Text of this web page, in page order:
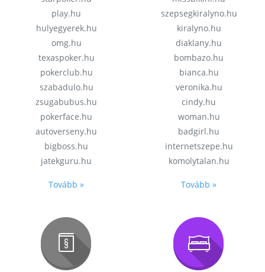
play.hu
hulyegyerek.hu
omg.hu
texaspoker.hu
pokerclub.hu
szabadulo.hu
zsugabubus.hu
pokerface.hu
autoverseny.hu
bigboss.hu
jatekguru.hu
Tovább »
szepsegkiralyno.hu
kiralyno.hu
diaklany.hu
bombazo.hu
bianca.hu
veronika.hu
cindy.hu
woman.hu
badgirl.hu
internetszepe.hu
komolytalan.hu
Tovább »